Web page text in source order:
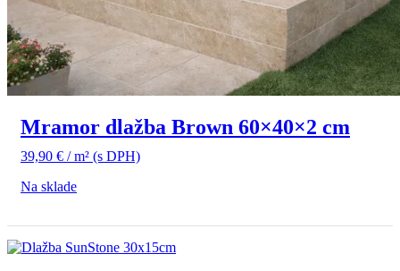
Mramor dlažba Brown 60×40×2 cm
39,90 € / m² (s DPH)
Na sklade